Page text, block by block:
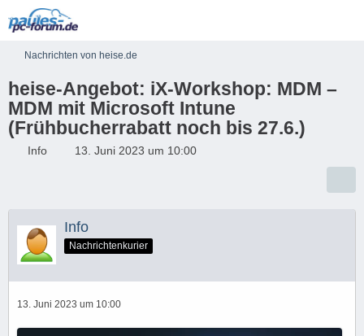
Nachrichten von heise.de
heise-Angebot: iX-Workshop: MDM –
MDM mit Microsoft Intune
(Frühbucherrabatt noch bis 27.6.)
Info 13. Juni 2023 um 10:00
Info
Nachrichtenkurier
13. Juni 2023 um 10:00